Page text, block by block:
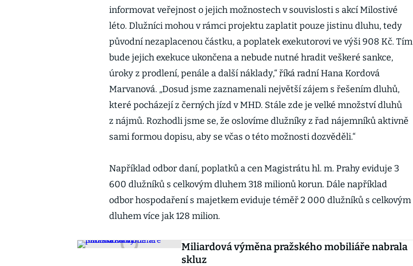
informovat veřejnost o jejich možnostech v souvislosti s akcí Milostivé
léto. Dlužníci mohou v rámci projektu zaplatit pouze jistinu dluhu, tedy
původní nezaplacenou částku, a poplatek exekutorovi ve výši 908 Kč. Tím
bude jejich exekuce ukončena a nebude nutné hradit veškeré sankce,
úroky z prodlení, penále a další náklady,“ říká radní Hana Kordová
Marvanová. „Dosud jsme zaznamenali největší zájem s řešením dluhů,
které pocházejí z černých jízd v MHD. Stále zde je velké množství dluhů
z nájmů. Rozhodli jsme se, že oslovíme dlužníky z řad nájemníků aktivně
sami formou dopisu, aby se včas o této možnosti dozvěděli.“
Například odbor daní, poplatků a cen Magistrátu hl. m. Prahy eviduje 3
600 dlužníků s celkovým dluhem 318 milionů korun. Dále například
odbor hospodaření s majetkem eviduje téměř 2 000 dlužníků s celkovým
dluhem více jak 128 milion.
Miliardová výměna pražského mobiliáře nabrala
skluz